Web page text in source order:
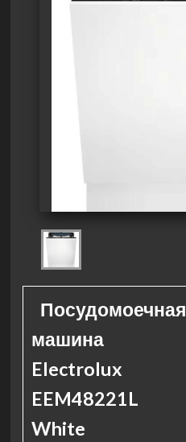
Посудомоечная
машина
Electrolux
EEM48221L
White